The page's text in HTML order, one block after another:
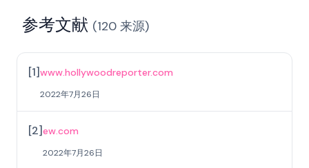
参考文献 (120 来源)
[1]www.hollywoodreporter.com
2022年7月26日
[2]ew.com
2022年7月26日